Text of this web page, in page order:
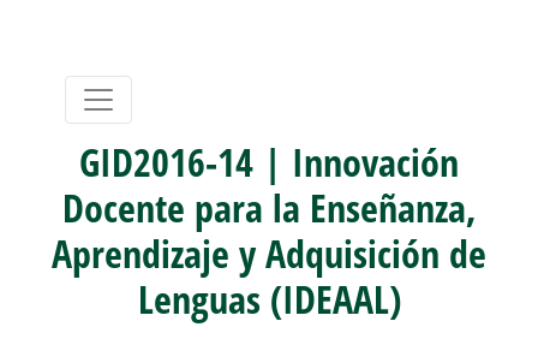
GID2016-14 | Innovación
Docente para la Enseñanza,
Aprendizaje y Adquisición de
Lenguas (IDEAAL)